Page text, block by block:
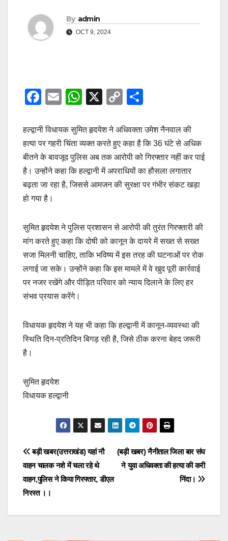
By admin
OCT 9, 2024
F
c
e
b
o
o
E
ail
W
at
s
A
p
X
C
p
y
Li
n
k
ar
e
हल्द्वानी विधायक सुमित हृदयेश ने अधिवक्ता उमेश नैनवाल की
हत्या पर गहरी चिंता व्यक्त करते हुए कहा है कि 36 घंटे से अधिक
बीतने के बावजूद पुलिस अब तक आरोपी को गिरफ्तार नहीं कर पाई
है। उन्होंने कहा कि हल्द्वानी में अपराधियों का हौसला लगातार
बढ़ता जा रहा है, जिससे आमजन की सुरक्षा पर गंभीर संकट खड़ा
हो गया है।
सुमित हृदयेश ने पुलिस प्रशासन से आरोपी की तुरंत गिरफ्तारी की
मांग करते हुए कहा कि दोषी को कानून के दायरे में सख्त से सख्त
सजा मिलनी चाहिए, ताकि भविष्य में इस तरह की घटनाओं पर रोक
लगाई जा सके। उन्होंने कहा कि इस मामले में वे खुद पूरी कार्रवाई
पर नजर रखेंगे और पीड़ित परिवार को न्याय दिलाने के लिए हर
संभव प्रयास करेंगे।
विधायक हृदयेश ने यह भी कहा कि हल्द्वानी में कानून-व्यवस्था की
स्थिति दिन-प्रतिदिन बिगड़ रही है, जिसे ठीक करना बेहद जरूरी
है।
सुमित हृदयेश
विधायक हल्द्वानी
Post
navigation
(बड़ी खबर) नैनीताल जिला बार संघ
ने युवा अधिवक्ता की हत्या की करी
निंदा।
बड़ी खबर(उत्तराखंड) यहां नौ
वाहन चालक नशे में चला रहे थे
वाहन,पुलिस ने किया गिरफ्तार, डीएल
निरस्त ।।